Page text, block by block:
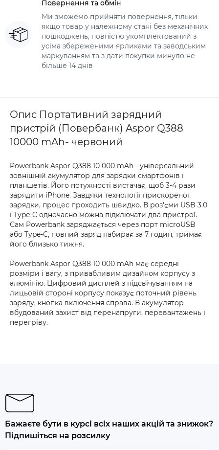
Повернення та обмін
Ми зможемо прийняти повернення, тільки
якщо товар у належному стані без механічних
пошкоджень, повністю укомплектований з
усіма збереженими ярликами та заводським
маркуванням та з дати покупки минуло не
більше 14 днів
Опис Портативний зарядний
пристрій (Повербанк) Aspor Q388
10000 mAh- червоний
Powerbank Aspor Q388 10 000 mAh - універсальний
зовнішній акумулятор для зарядки смартфонів і
планшетів. Його потужності вистачає, щоб 3-4 рази
зарядити iPhone. Завдяки технології прискореної
зарядки, процес проходить швидко. В роз'єми USB 3.0
і Type-C одночасно можна підключати два пристрої.
Сам Powerbank заряджається через порт microUSB
або Type-C, повний заряд набирає за 7 годин, тримає
його близько тижня.
Powerbank Aspor Q388 10 000 mAh має середні
розміри і вагу, з привабливим дизайном корпусу з
алюмінію. Цифровий дисплей з підсвічуванням на
лицьовій стороні корпусу показує поточний рівень
заряду, кнопка включення справа. В акумулятор
вбудований захист від перенапруги, перевантажень і
перегріву.
Бажаєте бути в курсі всіх наших акцій та знижок?
Підпишіться на розсилку